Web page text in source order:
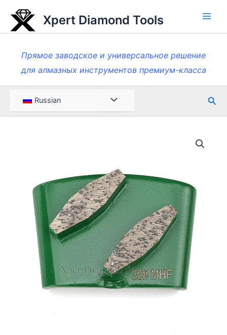
содержанию
Xpert Diamond Tools
Прямое заводское и универсальное решение
для алмазных инструментов премиум-класса
Russian Меню